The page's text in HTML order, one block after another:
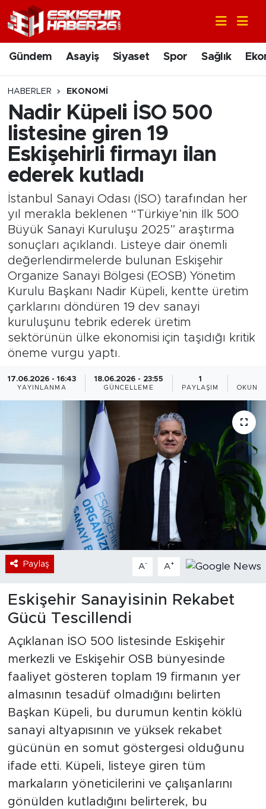
Gündem Asayiş Siyaset Spor Sağlık
HABERLER EKONOMI
Nadir Küpeli İSO 500
listesine giren 19
Eskişehirli firmayı ilan
ederek kutladı
İstanbul Sanayi Odası (İSO) tarafından her
yıl merakla beklenen “Türkiye’nin İlk 500
Büyük Sanayi Kuruluşu 2025” araştırma
sonuçları açıklandı. Listeye dair önemli
değerlendirmelerde bulunan Eskişehir
Organize Sanayi Bölgesi (EOSB) Yönetim
Kurulu Başkanı Nadir Küpeli, kentte üretim
çarklarını döndüren 19 dev sanayi
kuruluşunu tebrik ederek üretim
sektörünün ülke ekonomisi için taşıdığı kritik
öneme vurgu yaptı.
17.06.2026 - 16:43
YAYINLANMA
18.06.2026 - 23:55
GÜNCELLEME
1
PAYLAŞIM
Paylaş A- A+
Eskişehir Sanayisinin Rekabet
Gücü Tescillendi
Açıklanan İSO 500 listesinde Eskişehir
merkezli ve Eskişehir OSB bünyesinde
faaliyet gösteren toplam 19 firmanın yer
almasının tesadüf olmadığını belirten
Başkan Küpeli, bu durumun kentin köklü
sanayi altyapısının ve yüksek rekabet
gücünün en somut göstergesi olduğunu
ifade etti. Küpeli, listeye giren tüm
markaların yöneticilerini ve çalışanlarını
gönülden kutladığını belirterek, bu
Gündem
Asayiş
Siyaset
Spor
Sağlık
Ekonomi
Eğitim
Sanat
Bölge
Teknoloji
Dünya
Nöbetçi Eczaneler
Hava Durumu
Trafik Durumu
Süper Lig Puan Durumu ve Fikstür
Tüm Manşetler
Son Dakika Haberleri
Haber Arşivi